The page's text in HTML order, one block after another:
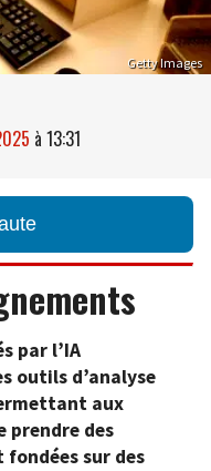
Getty Images
à 13:31
par l’IA
outils d’analyse
aux
prendre des
fondées sur des